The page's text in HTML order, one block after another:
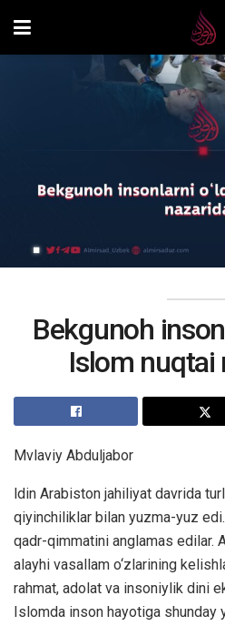
Bekgunoh
Islom nuqtai
Mvlaviy Abduljabor
ldin Arabiston jahiliyat davrida
qiyinchiliklar bilan yuzma-yuz
qadr-qimmatini anglamas edilar.
alayhi vasallam o‘zlarining
rahmat, adolat va insoniylik dini
Islomda inson hayotiga shunday